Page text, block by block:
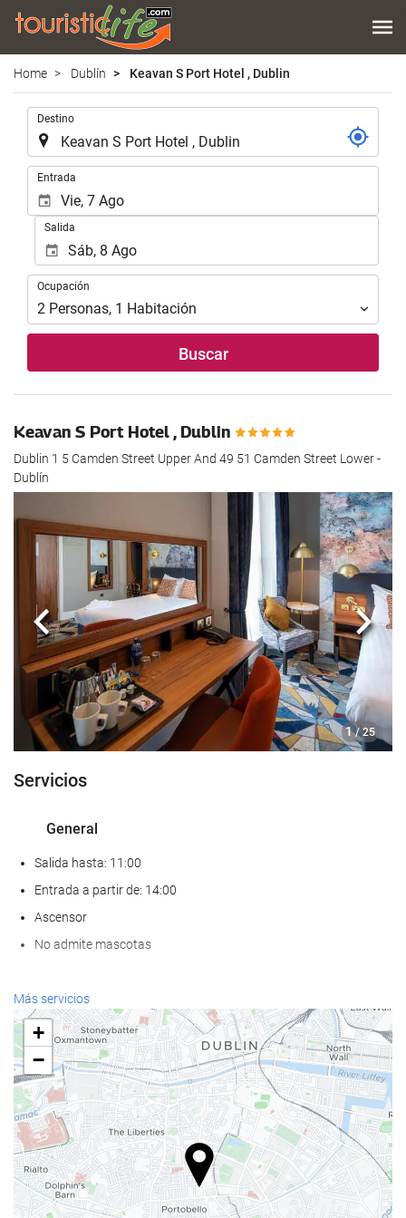
Home Dublín Keavan S Port Hotel , Dublin
Destino
Entrada
Salida
Ocupación
Ocupación
2 Personas, 1 Habitación
Buscar
Keavan S Port Hotel , Dublin
Dublin 1 5 Camden Street Upper And 49 51 Camden Street Lower -
Dublín
1 / 25
Anterior
Servicios
General
Salida hasta: 11:00
Entrada a partir de: 14:00
Ascensor
No admite mascotas
Servicios de recepción
Recepción 24 horas
Guardaequipaje
Comida y bebida
Restaurante a la carta
Bar
Acceso a Internet
Más servicios
+
−